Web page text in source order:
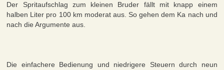
Der Spritaufschlag zum kleinen Bruder fällt mit knapp einem
halben Liter pro 100 km moderat aus. So gehen dem Ka nach und
nach die Argumente aus.
Die einfachere Bedienung und niedrigere Steuern durch neun